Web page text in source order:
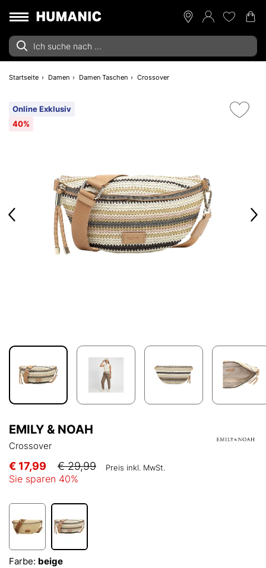
Startseite Damen Damen Taschen Crossover
Online Exklusiv
40%
EMILY & NOAH
Crossover
€ 17,99 € 29,99 Preis inkl. MwSt.
Sie sparen 40%
Farbe: beige